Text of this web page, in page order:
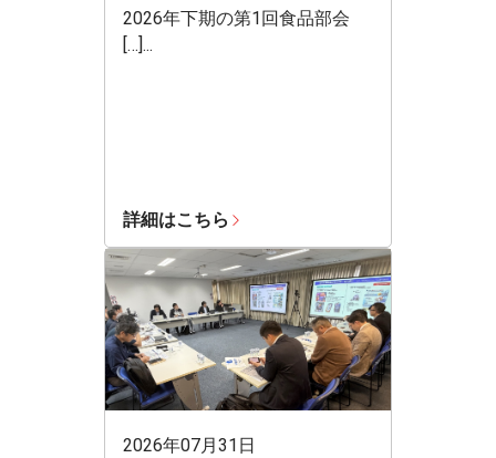
2026年下期の第1回食品部会
[…]...
詳細はこちら
2026年07月31日